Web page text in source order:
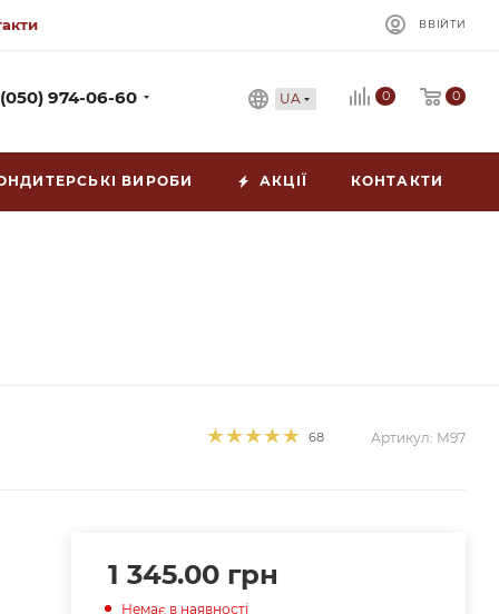
ВВІЙТИ
974-06-60 UA 0 0
ВИРОБИ АКЦІЇ КОНТАКТИ
68 Артикул: М97
1 345.00грн
Немає в наявності